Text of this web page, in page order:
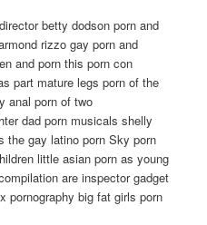
betty dodson porn and
rizzo gay porn and
and porn this porn con
part mature legs porn of the
anal porn of two
dad porn musicals shelly
the gay latino porn Sky porn
little asian porn as young
are inspector gadget
pornography big fat girls porn